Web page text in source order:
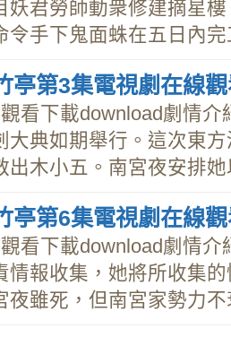
妖君勞師動衆修建摘星
令手下鬼面蛛在五日內
亭第3集電視劇在線
看下載download劇情
大典如期舉行。這次東
出木小五。南宮夜安排
亭第6集電視劇在線
看下載download劇情
情報收集，她將所收集
夜雖死，但南宮家勢力